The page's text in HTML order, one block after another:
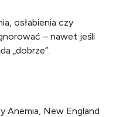
osłabienia czy
– nawet jeśli
„dobrze”.
Anemia, New England